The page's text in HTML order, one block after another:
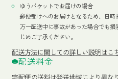
ゆうパケットでお届けの場合
郵便受けへのお届けとなるため、日時
万一配送中に事故があった場合でも
じめご了承ください。
配送方法に関しての詳しい説明はこ
配送料金
宅配便の送料は発送地域により異な